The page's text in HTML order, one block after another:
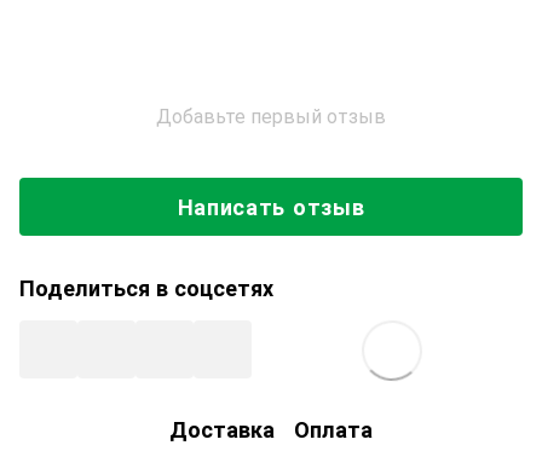
Добавьте первый отзыв
Написать отзыв
Поделиться в соцсетях
Доставка Оплата